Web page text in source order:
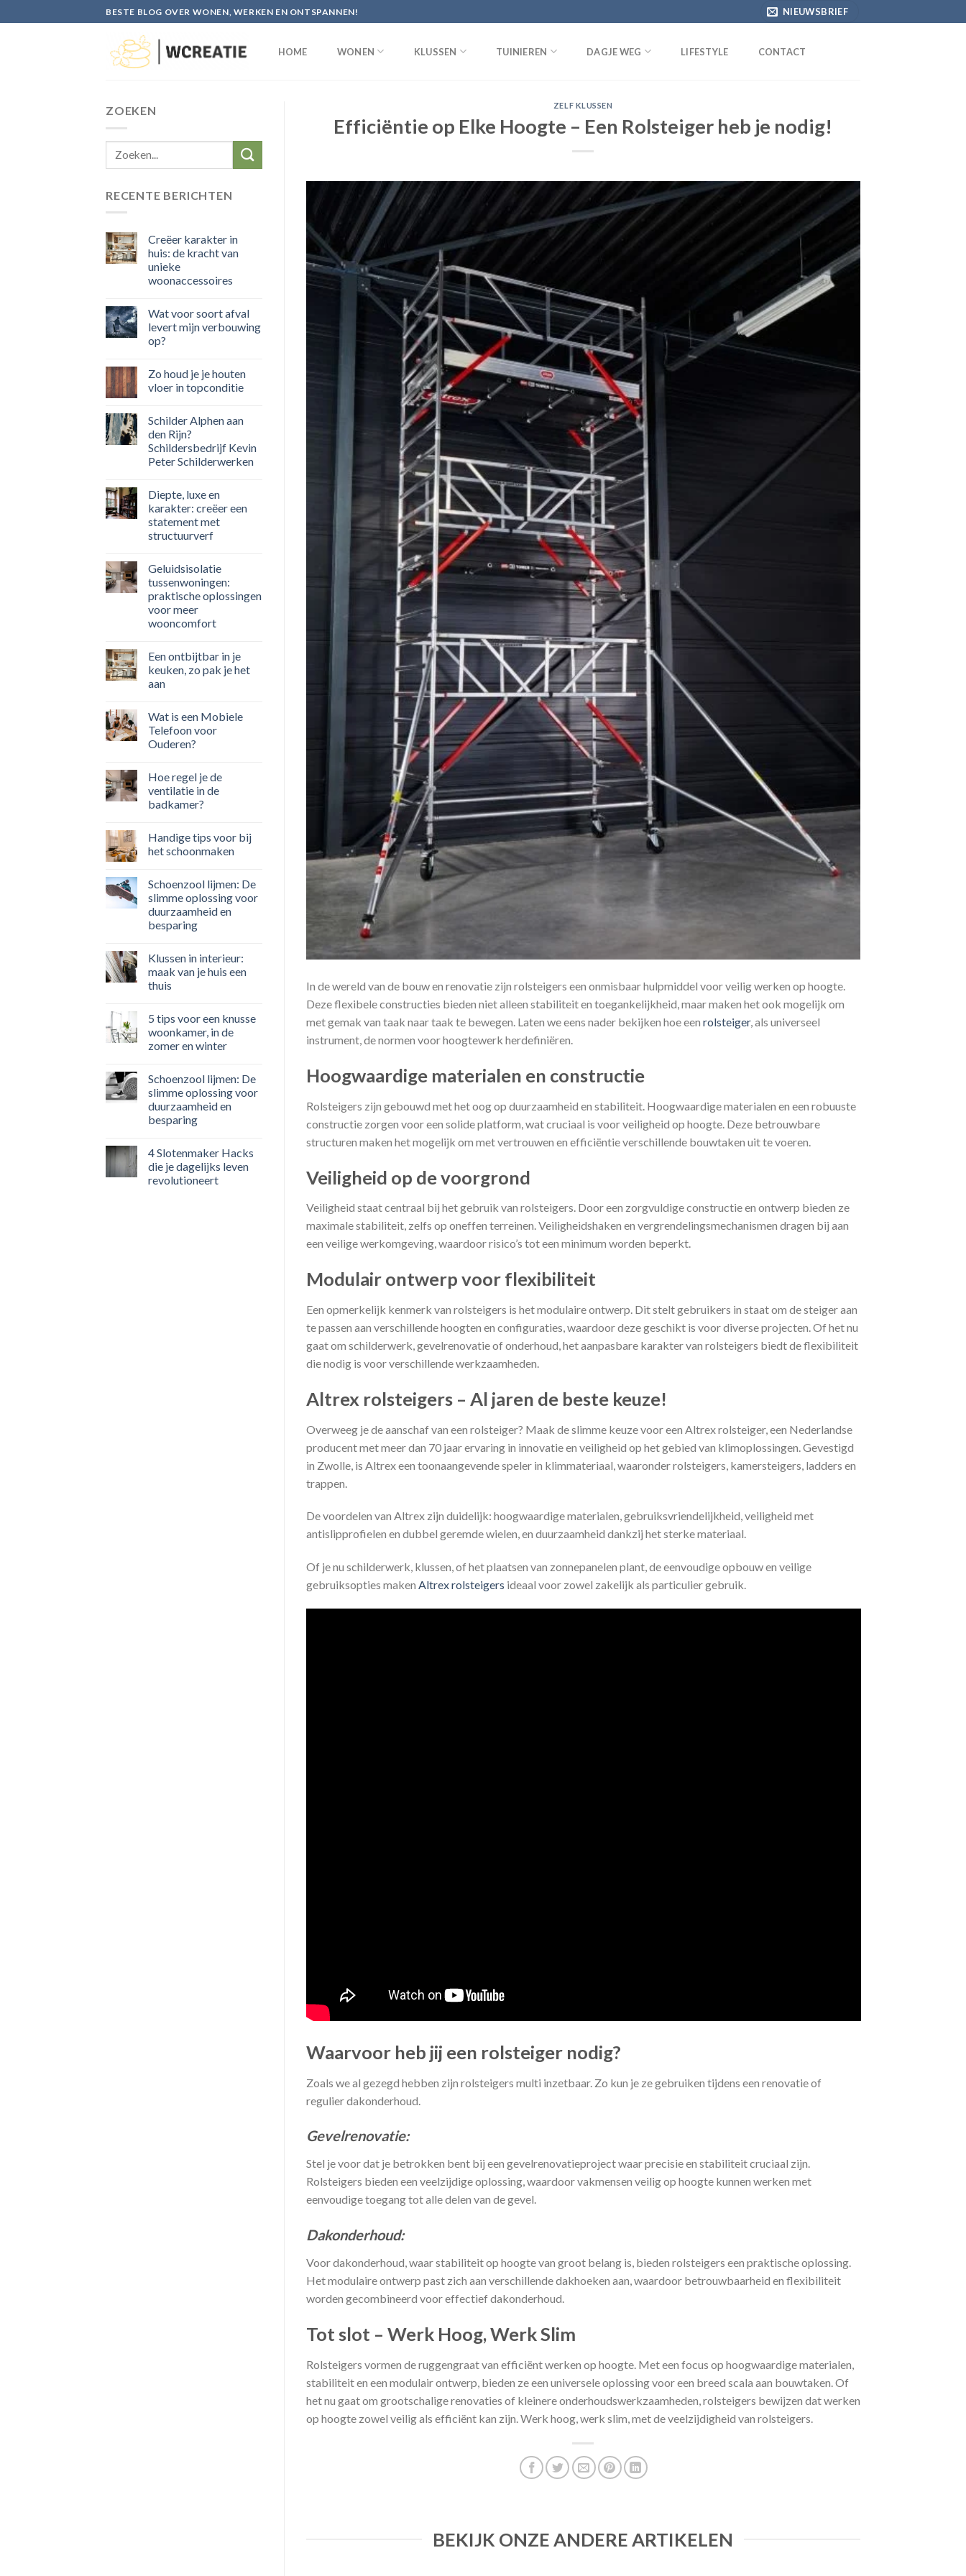
to
BESTE BLOG OVER WONEN, WERKEN EN ONTSPANNEN! NIEUWSBRIEF
HOME WONEN KLUSSEN TUINIEREN DAGJE WEG LIFESTYLE CONTACT
ZOEKEN
RECENTE BERICHTEN
Creëer karakter in
huis: de kracht van
unieke
woonaccessoires
Wat voor soort afval
levert mijn verbouwing
op?
Zo houd je je houten
vloer in topconditie
Schilder Alphen aan
den Rijn?
Schildersbedrijf Kevin
Peter Schilderwerken
Diepte, luxe en
karakter: creëer een
statement met
structuurverf
Geluidsisolatie
tussenwoningen:
praktische oplossingen
voor meer
wooncomfort
Een ontbijtbar in je
keuken, zo pak je het
aan
Wat is een Mobiele
Telefoon voor
Ouderen?
Hoe regel je de
ventilatie in de
badkamer?
Handige tips voor bij
het schoonmaken
Schoenzool lijmen: De
slimme oplossing voor
duurzaamheid en
besparing
Klussen in interieur:
maak van je huis een
thuis
5 tips voor een knusse
woonkamer, in de
zomer en winter
Schoenzool lijmen: De
slimme oplossing voor
duurzaamheid en
besparing
4 Slotenmaker Hacks
die je dagelijks leven
revolutioneert
ZELF KLUSSEN
Efficiëntie op Elke Hoogte – Een Rolsteiger heb je nodig!
In de wereld van de bouw en renovatie zijn rolsteigers een onmisbaar hulpmiddel voor veilig werken op hoogte.
Deze flexibele constructies bieden niet alleen stabiliteit en toegankelijkheid, maar maken het ook mogelijk om
met gemak van taak naar taak te bewegen. Laten we eens nader bekijken hoe een rolsteiger, als universeel
instrument, de normen voor hoogtewerk herdefiniëren.
Hoogwaardige materialen en constructie
Rolsteigers zijn gebouwd met het oog op duurzaamheid en stabiliteit. Hoogwaardige materialen en een robuuste
constructie zorgen voor een solide platform, wat cruciaal is voor veiligheid op hoogte. Deze betrouwbare
structuren maken het mogelijk om met vertrouwen en efficiëntie verschillende bouwtaken uit te voeren.
Veiligheid op de voorgrond
Veiligheid staat centraal bij het gebruik van rolsteigers. Door een zorgvuldige constructie en ontwerp bieden ze
maximale stabiliteit, zelfs op oneffen terreinen. Veiligheidshaken en vergrendelingsmechanismen dragen bij aan
een veilige werkomgeving, waardoor risico’s tot een minimum worden beperkt.
Modulair ontwerp voor flexibiliteit
Een opmerkelijk kenmerk van rolsteigers is het modulaire ontwerp. Dit stelt gebruikers in staat om de steiger aan
te passen aan verschillende hoogten en configuraties, waardoor deze geschikt is voor diverse projecten. Of het nu
gaat om schilderwerk, gevelrenovatie of onderhoud, het aanpasbare karakter van rolsteigers biedt de flexibiliteit
die nodig is voor verschillende werkzaamheden.
Altrex rolsteigers – Al jaren de beste keuze!
Overweeg je de aanschaf van een rolsteiger? Maak de slimme keuze voor een Altrex rolsteiger, een Nederlandse
producent met meer dan 70 jaar ervaring in innovatie en veiligheid op het gebied van klimoplossingen. Gevestigd
in Zwolle, is Altrex een toonaangevende speler in klimmateriaal, waaronder rolsteigers, kamersteigers, ladders en
trappen.
De voordelen van Altrex zijn duidelijk: hoogwaardige materialen, gebruiksvriendelijkheid, veiligheid met
antislipprofielen en dubbel geremde wielen, en duurzaamheid dankzij het sterke materiaal.
Of je nu schilderwerk, klussen, of het plaatsen van zonnepanelen plant, de eenvoudige opbouw en veilige
gebruiksopties maken Altrex rolsteigers ideaal voor zowel zakelijk als particulier gebruik.
Waarvoor heb jij een rolsteiger nodig?
Zoals we al gezegd hebben zijn rolsteigers multi inzetbaar. Zo kun je ze gebruiken tijdens een renovatie of
regulier dakonderhoud.
Gevelrenovatie:
Stel je voor dat je betrokken bent bij een gevelrenovatieproject waar precisie en stabiliteit cruciaal zijn.
Rolsteigers bieden een veelzijdige oplossing, waardoor vakmensen veilig op hoogte kunnen werken met
eenvoudige toegang tot alle delen van de gevel.
Dakonderhoud:
Voor dakonderhoud, waar stabiliteit op hoogte van groot belang is, bieden rolsteigers een praktische oplossing.
Het modulaire ontwerp past zich aan verschillende dakhoeken aan, waardoor betrouwbaarheid en flexibiliteit
worden gecombineerd voor effectief dakonderhoud.
Tot slot – Werk Hoog, Werk Slim
Rolsteigers vormen de ruggengraat van efficiënt werken op hoogte. Met een focus op hoogwaardige materialen,
stabiliteit en een modulair ontwerp, bieden ze een universele oplossing voor een breed scala aan bouwtaken. Of
het nu gaat om grootschalige renovaties of kleinere onderhoudswerkzaamheden, rolsteigers bewijzen dat werken
op hoogte zowel veilig als efficiënt kan zijn. Werk hoog, werk slim, met de veelzijdigheid van rolsteigers.
BEKIJK ONZE ANDERE ARTIKELEN